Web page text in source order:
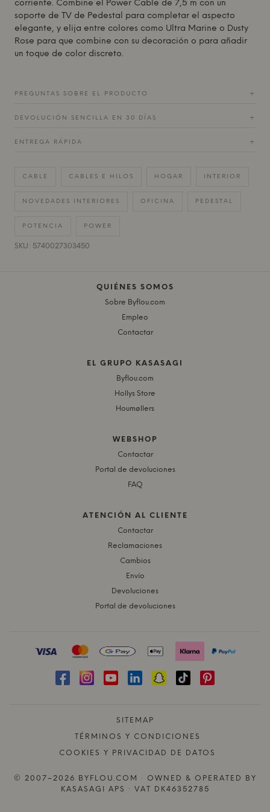
corriente. Combine el Power Cable de 7,5 m con un
soporte de TV de Pedestal
para completar el aspecto
elegante, y elija entre colores como Ultra Marine o Dusty
Rose para que combine con su decoración o para añadir
un toque de color discreto.
PREGUNTAS SOBRE EL PRODUCTO +
DEVOLUCIÓN SENCILLA EN 30 DÍAS +
ENTREGA RÁPIDA +
CABLE CABLES E HILOS HOGAR INTERIOR
NOVEDADES INTERIORES OFICINA PEDESTAL
POTENCIA POWER
SKU: 5740027303450
QUIÉNES SOMOS
Sobre Byflou.com
Empleo
Contactar
EL GRUPO KASASAGI
Byflou.com
Hollys Store
Houmøllers
WEBSHOP
Contactar
Portal de devoluciones
FAQ
ATENCIÓN AL CLIENTE
Contactar
Reclamaciones
Cambios
Envío
Devoluciones
Portal de devoluciones
SITEMAP
TÉRMINOS Y CONDICIONES
COOKIES Y PRIVACIDAD DE DATOS
© 2007–2026 BYFLOU.COM · OWNED & OPERATED BY
KASASAGI APS · VAT DK46352785